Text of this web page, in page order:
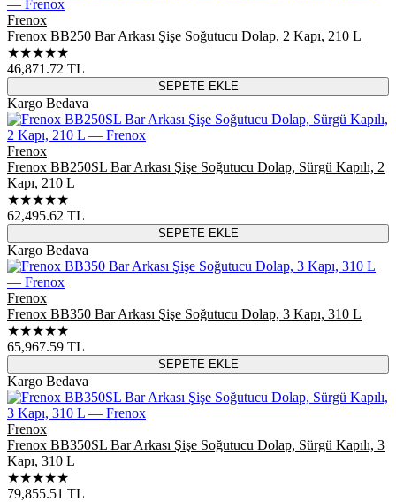
Frenox
Frenox BB250 Bar Arkası Şişe Soğutucu Dolap, 2 Kapı, 210 L
★★★★★
46,871.72 TL
SEPETE EKLE
Kargo Bedava
Frenox
Frenox BB250SL Bar Arkası Şişe Soğutucu Dolap, Sürgü Kapılı, 2
Kapı, 210 L
★★★★★
62,495.62 TL
SEPETE EKLE
Kargo Bedava
Frenox
Frenox BB350 Bar Arkası Şişe Soğutucu Dolap, 3 Kapı, 310 L
★★★★★
65,967.59 TL
SEPETE EKLE
Kargo Bedava
Frenox
Frenox BB350SL Bar Arkası Şişe Soğutucu Dolap, Sürgü Kapılı, 3
Kapı, 310 L
★★★★★
79,855.51 TL